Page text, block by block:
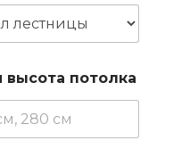
высота потолка